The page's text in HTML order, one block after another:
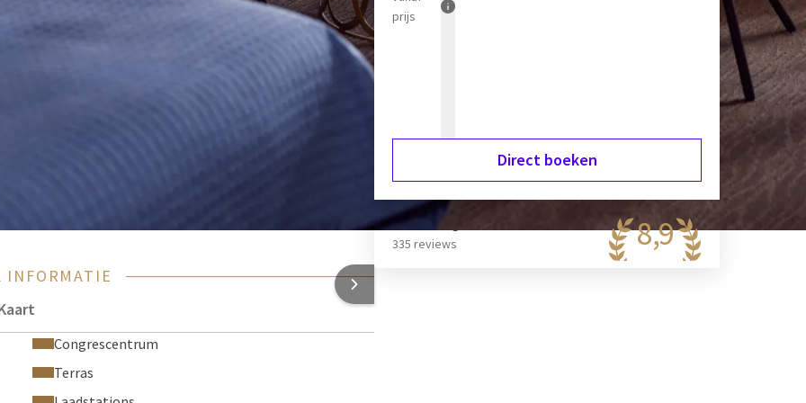
divers beleg, koffie, thee, melk en sappen voor
is niet gevuld. Bij aankomst kunt u een Minibar pakket
en 2 snacks naar keuze. Het minibarpakket kan
Föhn
prijs
Direct boeken
8,9
Waanzinnig
335 reviews
INFORMATIE
Congrescentrum
Terras